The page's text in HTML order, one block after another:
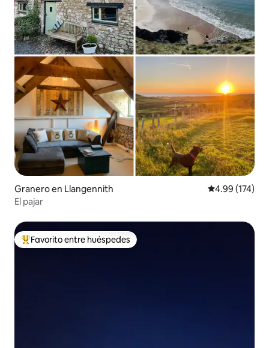
Granero en Llangennith Calificación
4.99 (174)
El pajar
Favorito entre huéspedes preferido
Favorito entre huéspedes